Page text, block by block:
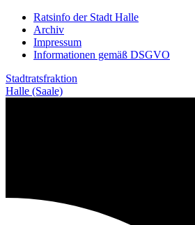
Weiter
zum
Inhalt
Ratsinfo der Stadt Halle
Archiv
Impressum
Informationen gemäß DSGVO
Stadtratsfraktion
Halle (Saale)